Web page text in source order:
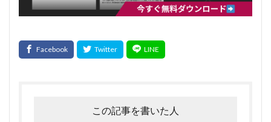
この記事を書いた人